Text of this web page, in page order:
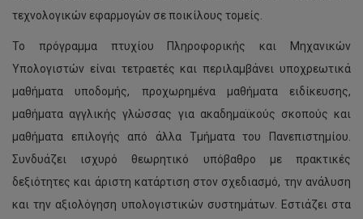
τεχνολογικών εφαρμογών σε ποικίλους τομείς.
Το πρόγραμμα πτυχίου Πληροφορικής και Μηχανικών
Υπολογιστών είναι τετραετές και περιλαμβάνει υποχρεωτικά
μαθήματα υποδομής, προχωρημένα μαθήματα ειδίκευσης,
μαθήματα αγγλικής γλώσσας για ακαδημαϊκούς σκοπούς και
μαθήματα επιλογής από άλλα Τμήματα του Πανεπιστημίου.
Συνδυάζει ισχυρό θεωρητικό υπόβαθρο με πρακτικές
δεξιότητες και άριστη κατάρτιση στον σχεδιασμό, την ανάλυση
και την αξιολόγηση υπολογιστικών συστημάτων. Εστιάζει στα